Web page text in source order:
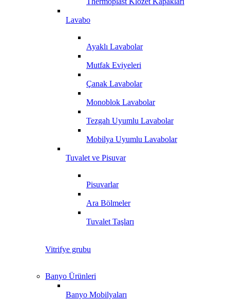
Lavabo
Ayaklı Lavabolar
Mutfak Eviyeleri
Çanak Lavabolar
Monoblok Lavabolar
Tezgah Uyumlu Lavabolar
Mobilya Uyumlu Lavabolar
Tuvalet ve Pisuvar
Pisuvarlar
Ara Bölmeler
Tuvalet Taşları
Vitrifye grubu
Banyo Ürünleri
Banyo Mobilyaları